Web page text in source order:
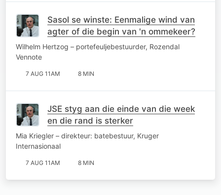
Sasol se winste: Eenmalige wind van
agter of die begin van 'n ommekeer?
Wilhelm Hertzog – portefeuljebestuurder, Rozendal
Vennote
7 AUG 11AM 8 MIN
JSE styg aan die einde van die week
en die rand is sterker
Mia Kriegler – direkteur: batebestuur, Kruger
Internasionaal
7 AUG 11AM 8 MIN